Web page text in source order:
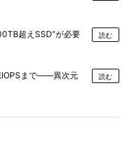
超えSSD”が必要
読む
IOPSまで――異次元
読む